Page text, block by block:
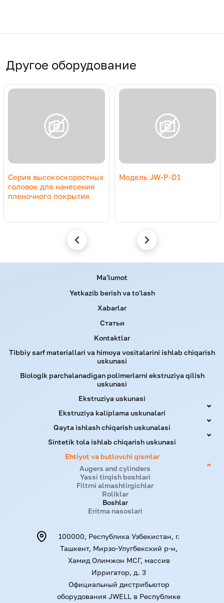
Другое оборудование
Серия высокоскоростных
головок для нанесения
пленочного покрытия
Модель JW-P-D1
Tibbiy sarf materiallari va himoya vositalarini ishlab chiqarish
uskunasi
Biologik parchalanadigan polimerlarni ekstruziya qilish
uskunasi
Ekstruziya uskunasi
Ekstruziya kaliplama uskunalari
Qayta ishlash chiqarish uskunalasi
Sintetik tola ishlab chiqarish uskunasi
Ehtiyot va butlovchi qismlar
Augers and cylinders
Yassi tirqish boshlari
Filtrni almashtirgichlar
Roliklar
Boshlar
Eritma nasoslari
Ma'lumot
Yetkazib berish va to'lash
Xabarlar
Статьи
Kontaktlar
100000, Республика Узбекистан, г.
Ташкент, Мирзо-Улугбекский р-н,
Хамид Олимжон МСГ, массив
Ирригатор, д. 3
Официальный дистрибьютор
оборудования JWELL в Республике